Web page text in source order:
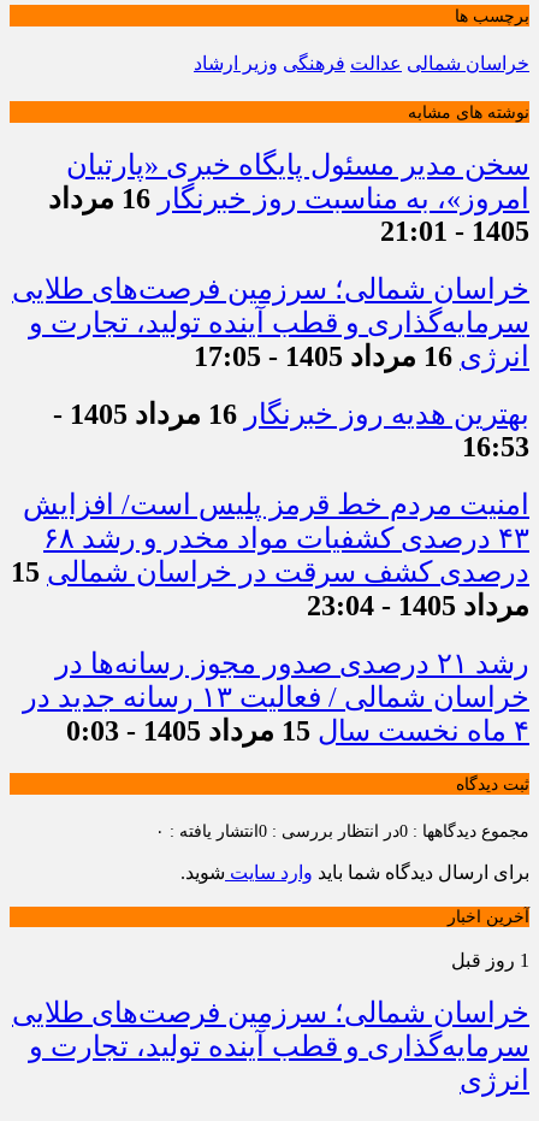
برچسب ها
خراسان شمالی عدالت فرهنگی وزیر ارشاد
نوشته های مشابه
سخن مدیر مسئول پایگاه خبری «پارتیان
امروز»، به مناسبت روز خبرنگار
16 مرداد
1405 - 21:01
خراسان شمالی؛ سرزمین فرصت‌های طلایی
سرمایه‌گذاری و قطب آینده تولید، تجارت و
انرژی 16 مرداد 1405 - 17:05
بهترین هدیه روز خبرنگار
16 مرداد 1405 -
16:53
امنیت مردم خط قرمز پلیس است/ افزایش
۴۳ درصدی کشفیات مواد مخدر و رشد ۶۸
درصدی کشف سرقت در خراسان شمالی 15
مرداد 1405 - 23:04
رشد ۲۱ درصدی صدور مجوز رسانه‌ها در
خراسان شمالی / فعالیت ۱۳ رسانه جدید در
۴ ماه نخست سال
15 مرداد 1405 - 0:03
ثبت دیدگاه
مجموع دیدگاهها : 0 در انتظار بررسی : 0 انتشار یافته : ۰
برای ارسال دیدگاه شما باید وارد سایت شوید.
آخرین اخبار
1 روز قبل
خراسان شمالی؛ سرزمین فرصت‌های طلایی
سرمایه‌گذاری و قطب آینده تولید، تجارت و
انرژی